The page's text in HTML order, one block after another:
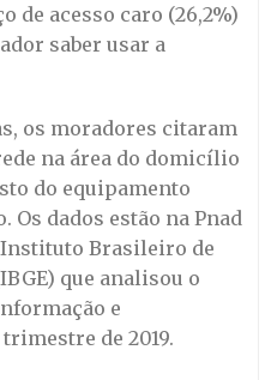
de acesso caro (26,2%)
saber usar a
os moradores citaram
na área do domicílio
do equipamento
Os dados estão na Pnad
Instituto Brasileiro de
que analisou o
e
de 2019.